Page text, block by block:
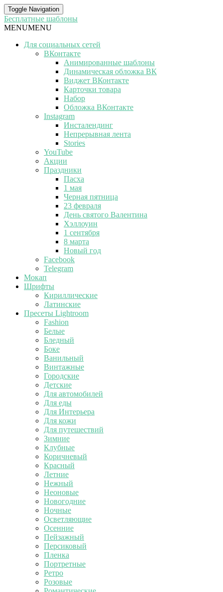
Toggle Navigation
Бесплатные шаблоны
MENUMENU
Для социальных сетей
ВКонтакте
Анимированные шаблоны
Динамическая обложка ВК
Виджет ВКонтакте
Карточки товара
Набор
Обложка ВКонтакте
Instagram
Инсталендинг
Непрерывная лента
Stories
YouTube
Акции
Праздники
Пасха
1 мая
Черная пятница
23 февраля
День святого Валентина
Хэллоуин
1 сентября
8 марта
Новый год
Facebook
Telegram
Мокап
Шрифты
Кириллические
Латинские
Пресеты Lightroom
Fashion
Белые
Бледный
Боке
Ванильный
Винтажные
Городские
Детские
Для автомобилей
Для еды
Для Интерьера
Для кожи
Для путешествий
Зимние
Клубные
Коричневый
Красный
Летние
Нежный
Неоновые
Новогодние
Ночные
Осветляющие
Осенние
Пейзажный
Персиковый
Пленка
Портретные
Ретро
Розовые